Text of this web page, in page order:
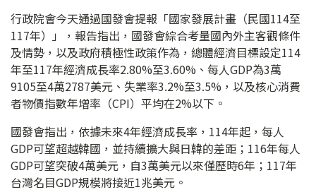
行政院會今天通過國發會提報「國家發展計畫（民國114至
117年）」，報告指出，國發會綜合考量國內外主客觀條件
及情勢，以及政府積極性政策作為，總體經濟目標設定114
年至117年經濟成長率2.80%至3.60%、每人GDP為3萬
9105至4萬2787美元、失業率3.2%至3.5%，以及核心消費
者物價指數年增率（CPI）平均在2%以下。
國發會指出，依據未來4年經濟成長率，114年起，每人
GDP可望超越韓國，並持續擴大與日韓的差距；116年每人
GDP可望突破4萬美元，自3萬美元以來僅歷時6年；117年
台灣名目GDP規模將接近1兆美元。